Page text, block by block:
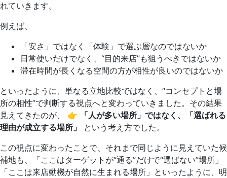
れていきます。
例えば、
「安さ」ではなく「体験」で選ぶ層なのではないか
日常使いだけでなく、“目的来店”も狙うべきではないか
滞在時間が長くなる空間の方が相性が良いのではないか
といったように、単なる立地比較ではなく、“コンセプトと場
所の相性”で判断する視点へと変わっていきました。その結果
見えてきたのが、 👉
「人が多い場所」ではなく、「選ばれる
理由が成立する場所」
という考え方でした。
この視点に変わったことで、それまで同じように見えていた候
補地も、「ここはターゲットが“通る”だけで“選ばない”場所」
「ここは来店動機が自然に生まれる場所」といったように、明